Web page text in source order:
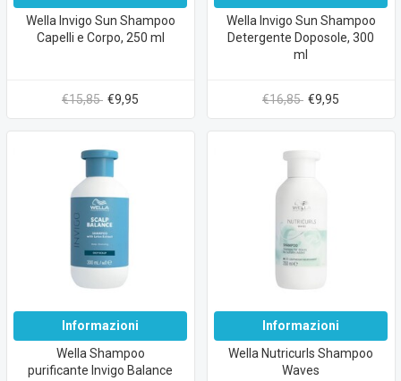
Wella Invigo Sun Shampoo
Capelli e Corpo, 250 ml
€15,85 €9,95
Wella Invigo Sun Shampoo
Detergente Doposole, 300
ml
€16,85 €9,95
Informazioni
Wella Shampoo
purificante Invigo Balance
Informazioni
Wella Nutricurls Shampoo
Waves